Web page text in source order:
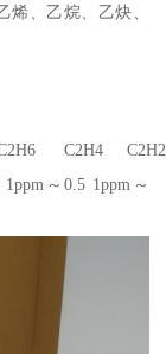
、乙烷、乙炔、
C2H4 C2H2
～0.5 1ppm～